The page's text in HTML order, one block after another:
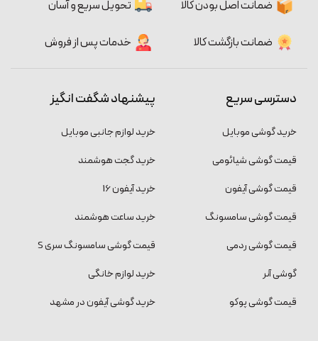
ضمانت اصل بودن کالا تحویل سریع و آسان
ضمانت بازگشت کالا خدمات پس از فروش
دسترسی سریع
خرید گوشی موبایل
قیمت گوشی شیائومی
قیمت گوشی آیفون
قیمت گوشی سامسونگ
قیمت گوشی ردمی
گوشی آنر
قیمت گوشی پوکو
پیشنهاد شگفت انگیز
خرید لوازم جانبی موبایل
خرید گجت هوشمند
خرید آیفون 16
خرید ساعت هوشمند
قیمت گوشی سامسونگ سری S
خرید لوازم خانگی
خرید گوشی آیفون در مشهد